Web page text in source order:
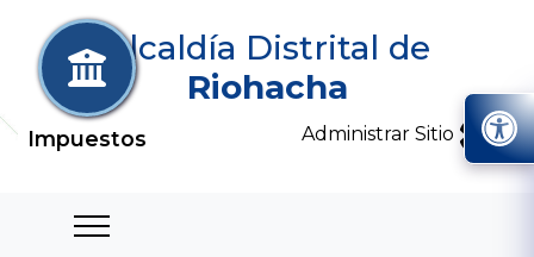
Alcaldía Distrital de
Riohacha
Administrar Sitio
Impuestos